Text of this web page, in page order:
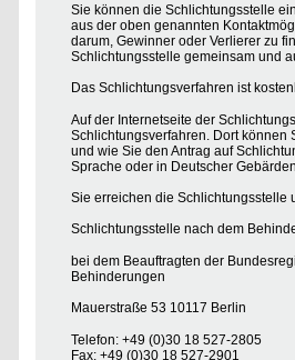
Sie können die Schlichtungsstelle
aus der oben genannten
darum, Gewinner oder Verlierer zu
Schlichtungsstelle gemeinsam und
Das Schlichtungsverfahren ist
Auf der Internetseite der
Schlichtungsverfahren. Dort können
und wie Sie den Antrag auf
Sprache oder in Deutscher
Sie erreichen die Schlichtungsstelle
Schlichtungsstelle nach dem
bei dem Beauftragten der
Behinderungen
Mauerstraße 53 10117 Berlin
Telefon: +49 (0)30 18 527-2805
Fax: +49 (0)30 18 527-2901